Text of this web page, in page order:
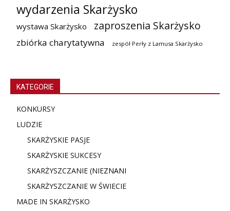
wydarzenia Skarżysko
wystawa Skarżysko zaproszenia Skarżysko
zbiórka charytatywna zespół Perły z Lamusa Skarżysko
KATEGORIE
KONKURSY
LUDZIE
SKARŻYSKIE PASJE
SKARŻYSKIE SUKCESY
SKARŻYSZCZANIE (NIEZNANI
SKARŻYSZCZANIE W ŚWIECIE
MADE IN SKARŻYSKO